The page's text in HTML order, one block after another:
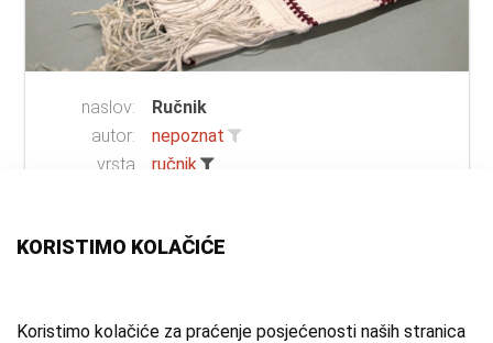
naslov:
Ručnik
autor:
nepoznat
vrsta
ručnik
mjesto:
Beder
KORISTIMO KOLAČIĆE
Koristimo kolačiće za praćenje posjećenosti naših stranica